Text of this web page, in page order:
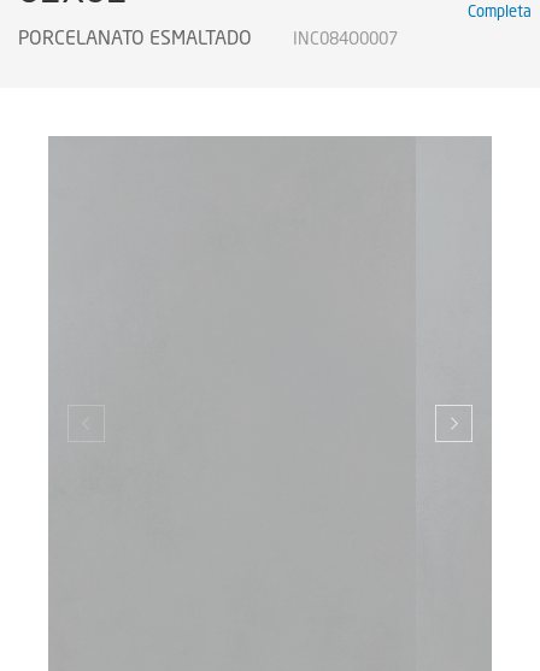
Certificados
PORCELANATO ESMALTADO INC084O0007
Completa